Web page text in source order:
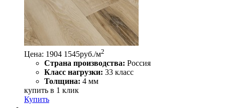
Цена: 1904 1545руб./м2
Страна производства: Россия
Класс нагрузки: 33 класс
Толщина: 4 мм
купить в 1 клик
Купить